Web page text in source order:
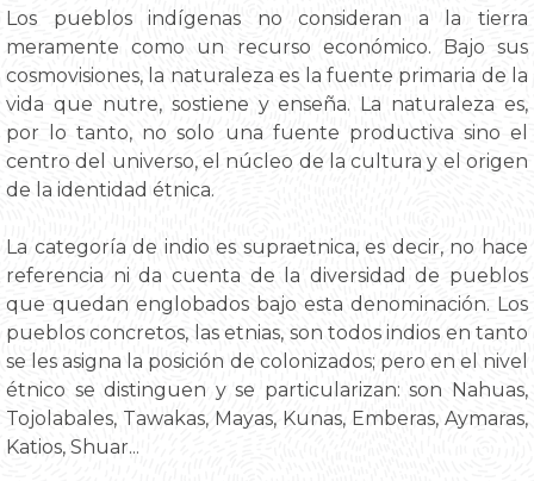
Los pueblos indígenas no consideran a la tierra
meramente como un recurso económico. Bajo sus
cosmovisiones, la naturaleza es la fuente primaria de la
vida que nutre, sostiene y enseña. La naturaleza es,
por lo tanto, no solo una fuente productiva sino el
centro del universo, el núcleo de la cultura y el origen
de la identidad étnica.
La categoría de indio es supraetnica, es decir, no hace
referencia ni da cuenta de la diversidad de pueblos
que quedan englobados bajo esta denominación. Los
pueblos concretos, las etnias, son todos indios en tanto
se les asigna la posición de colonizados; pero en el nivel
étnico se distinguen y se particularizan: son Nahuas,
Tojolabales, Tawakas, Mayas, Kunas, Emberas, Aymaras,
Katios, Shuar...